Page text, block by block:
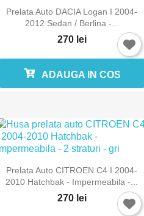
 Vizualizare rapida
Prelata Auto DACIA Logan I 2004-
2012 Sedan / Berlina -...
270 lei
ADAUGA IN COS
 Vizualizare rapida
Prelata Auto CITROEN C4 I 2004-
2010 Hatchbak - Impermeabila -...
270 lei